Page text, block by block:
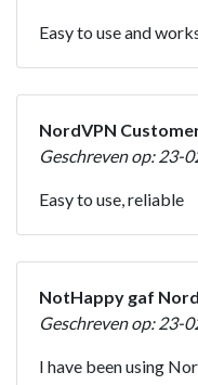
Easy to use and
NordVPN
Geschreven op: 23-
Easy to use, reliable
NotHappy gaf
Geschreven op: 23-
I have been using